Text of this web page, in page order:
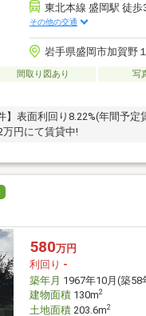
東北本線 盛岡駅 徒歩
その他の交通
岩手県盛岡市加賀野
間取り図あり
写
】表面利回り8.22%(年間予定
円にて賃貸中!
580万円
利回り -
築年月 1967年10月(築58
建物面積130m2
土地面積203.6m2